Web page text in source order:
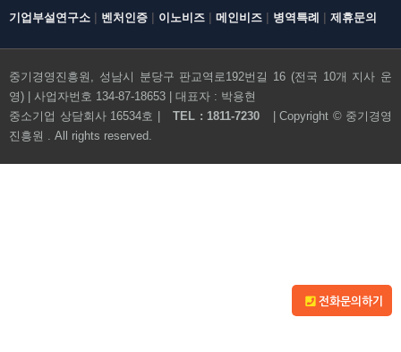
전화문의하기
기업부설연구소 | 벤처인증 | 이노비즈 | 메인비즈 | 병역특례 | 제휴문의
중기경영진흥원, 성남시 분당구 판교역로192번길 16 (전국 10개 지사 운
영) | 사업자번호 134-87-18653 | 대표자 : 박용현
중소기업 상담회사 16534호 |
TEL : 1811-7230 | Copyright © 중기경영
진흥원
. All rights reserved.